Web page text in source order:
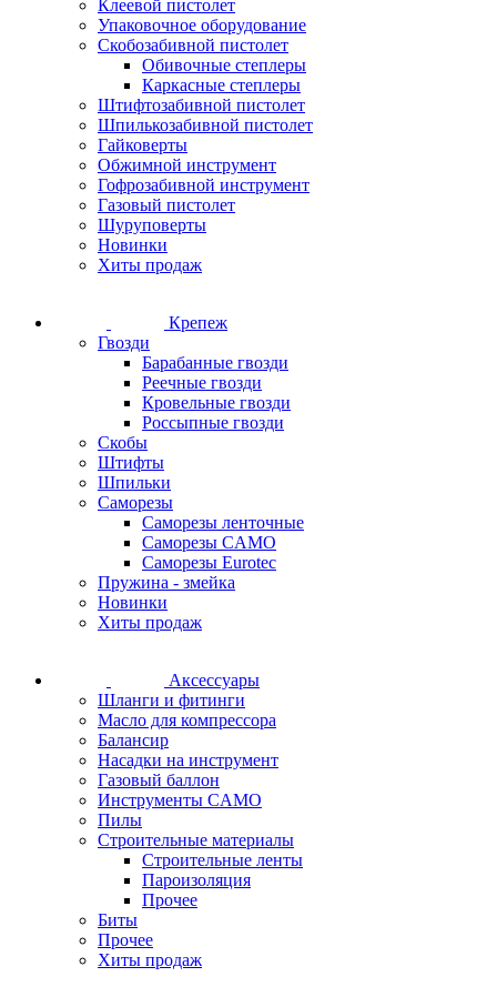
Клеевой пистолет
Упаковочное оборудование
Скобозабивной пистолет
Обивочные степлеры
Каркасные степлеры
Штифтозабивной пистолет
Шпилькозабивной пистолет
Гайковерты
Обжимной инструмент
Гофрозабивной инструмент
Газовый пистолет
Шуруповерты
Новинки
Хиты продаж
Крепеж
Гвозди
Барабанные гвозди
Реечные гвозди
Кровельные гвозди
Россыпные гвозди
Скобы
Штифты
Шпильки
Саморезы
Саморезы ленточные
Саморезы CAMO
Саморезы Eurotec
Пружина - змейка
Новинки
Хиты продаж
Аксессуары
Шланги и фитинги
Масло для компрессора
Балансир
Насадки на инструмент
Газовый баллон
Инструменты CAMO
Пилы
Строительные материалы
Строительные ленты
Пароизоляция
Прочее
Биты
Прочее
Хиты продаж